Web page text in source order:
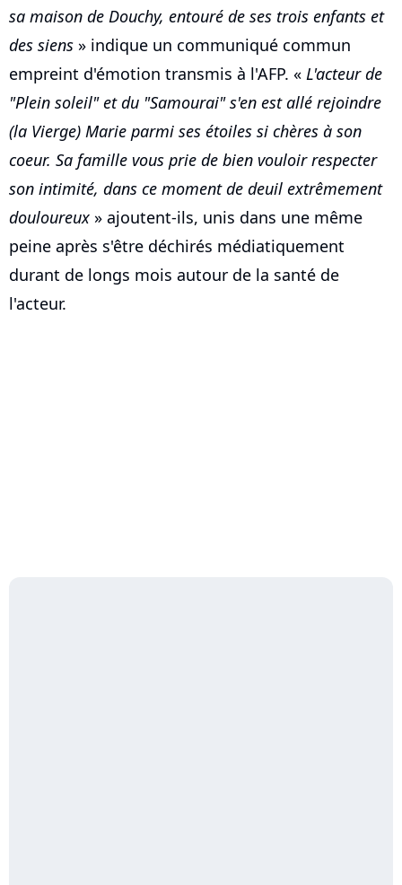
sa maison de Douchy, entouré de ses trois enfants et
des siens » indique un communiqué commun
empreint d'émotion transmis à l'AFP. « L'acteur de
"Plein soleil" et du "Samourai" s'en est allé rejoindre
(la Vierge) Marie parmi ses étoiles si chères à son
coeur. Sa famille vous prie de bien vouloir respecter
son intimité, dans ce moment de deuil extrêmement
douloureux » ajoutent-ils, unis dans une même
peine après s'être déchirés médiatiquement
durant de longs mois autour de la santé de
l'acteur.